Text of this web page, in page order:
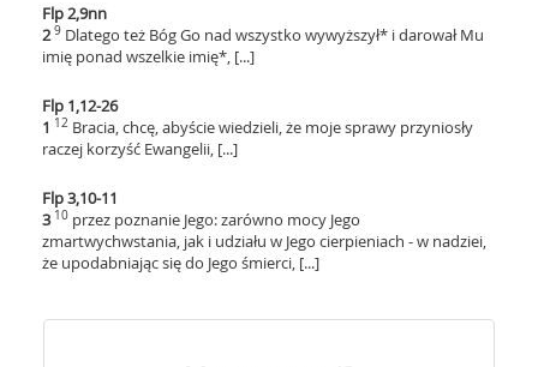
Flp 2,9nn
2 9 Dlatego też Bóg Go nad wszystko wywyższył* i darował Mu
imię ponad wszelkie imię*, [...]
Flp 1,12-26
1 12 Bracia, chcę, abyście wiedzieli, że moje sprawy przyniosły
raczej korzyść Ewangelii, [...]
Flp 3,10-11
3 10 przez poznanie Jego: zarówno mocy Jego
zmartwychwstania, jak i udziału w Jego cierpieniach - w nadziei,
że upodabniając się do Jego śmierci, [...]